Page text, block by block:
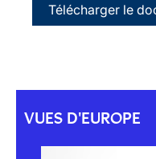
Télécharger le
VUES D'EUROPE